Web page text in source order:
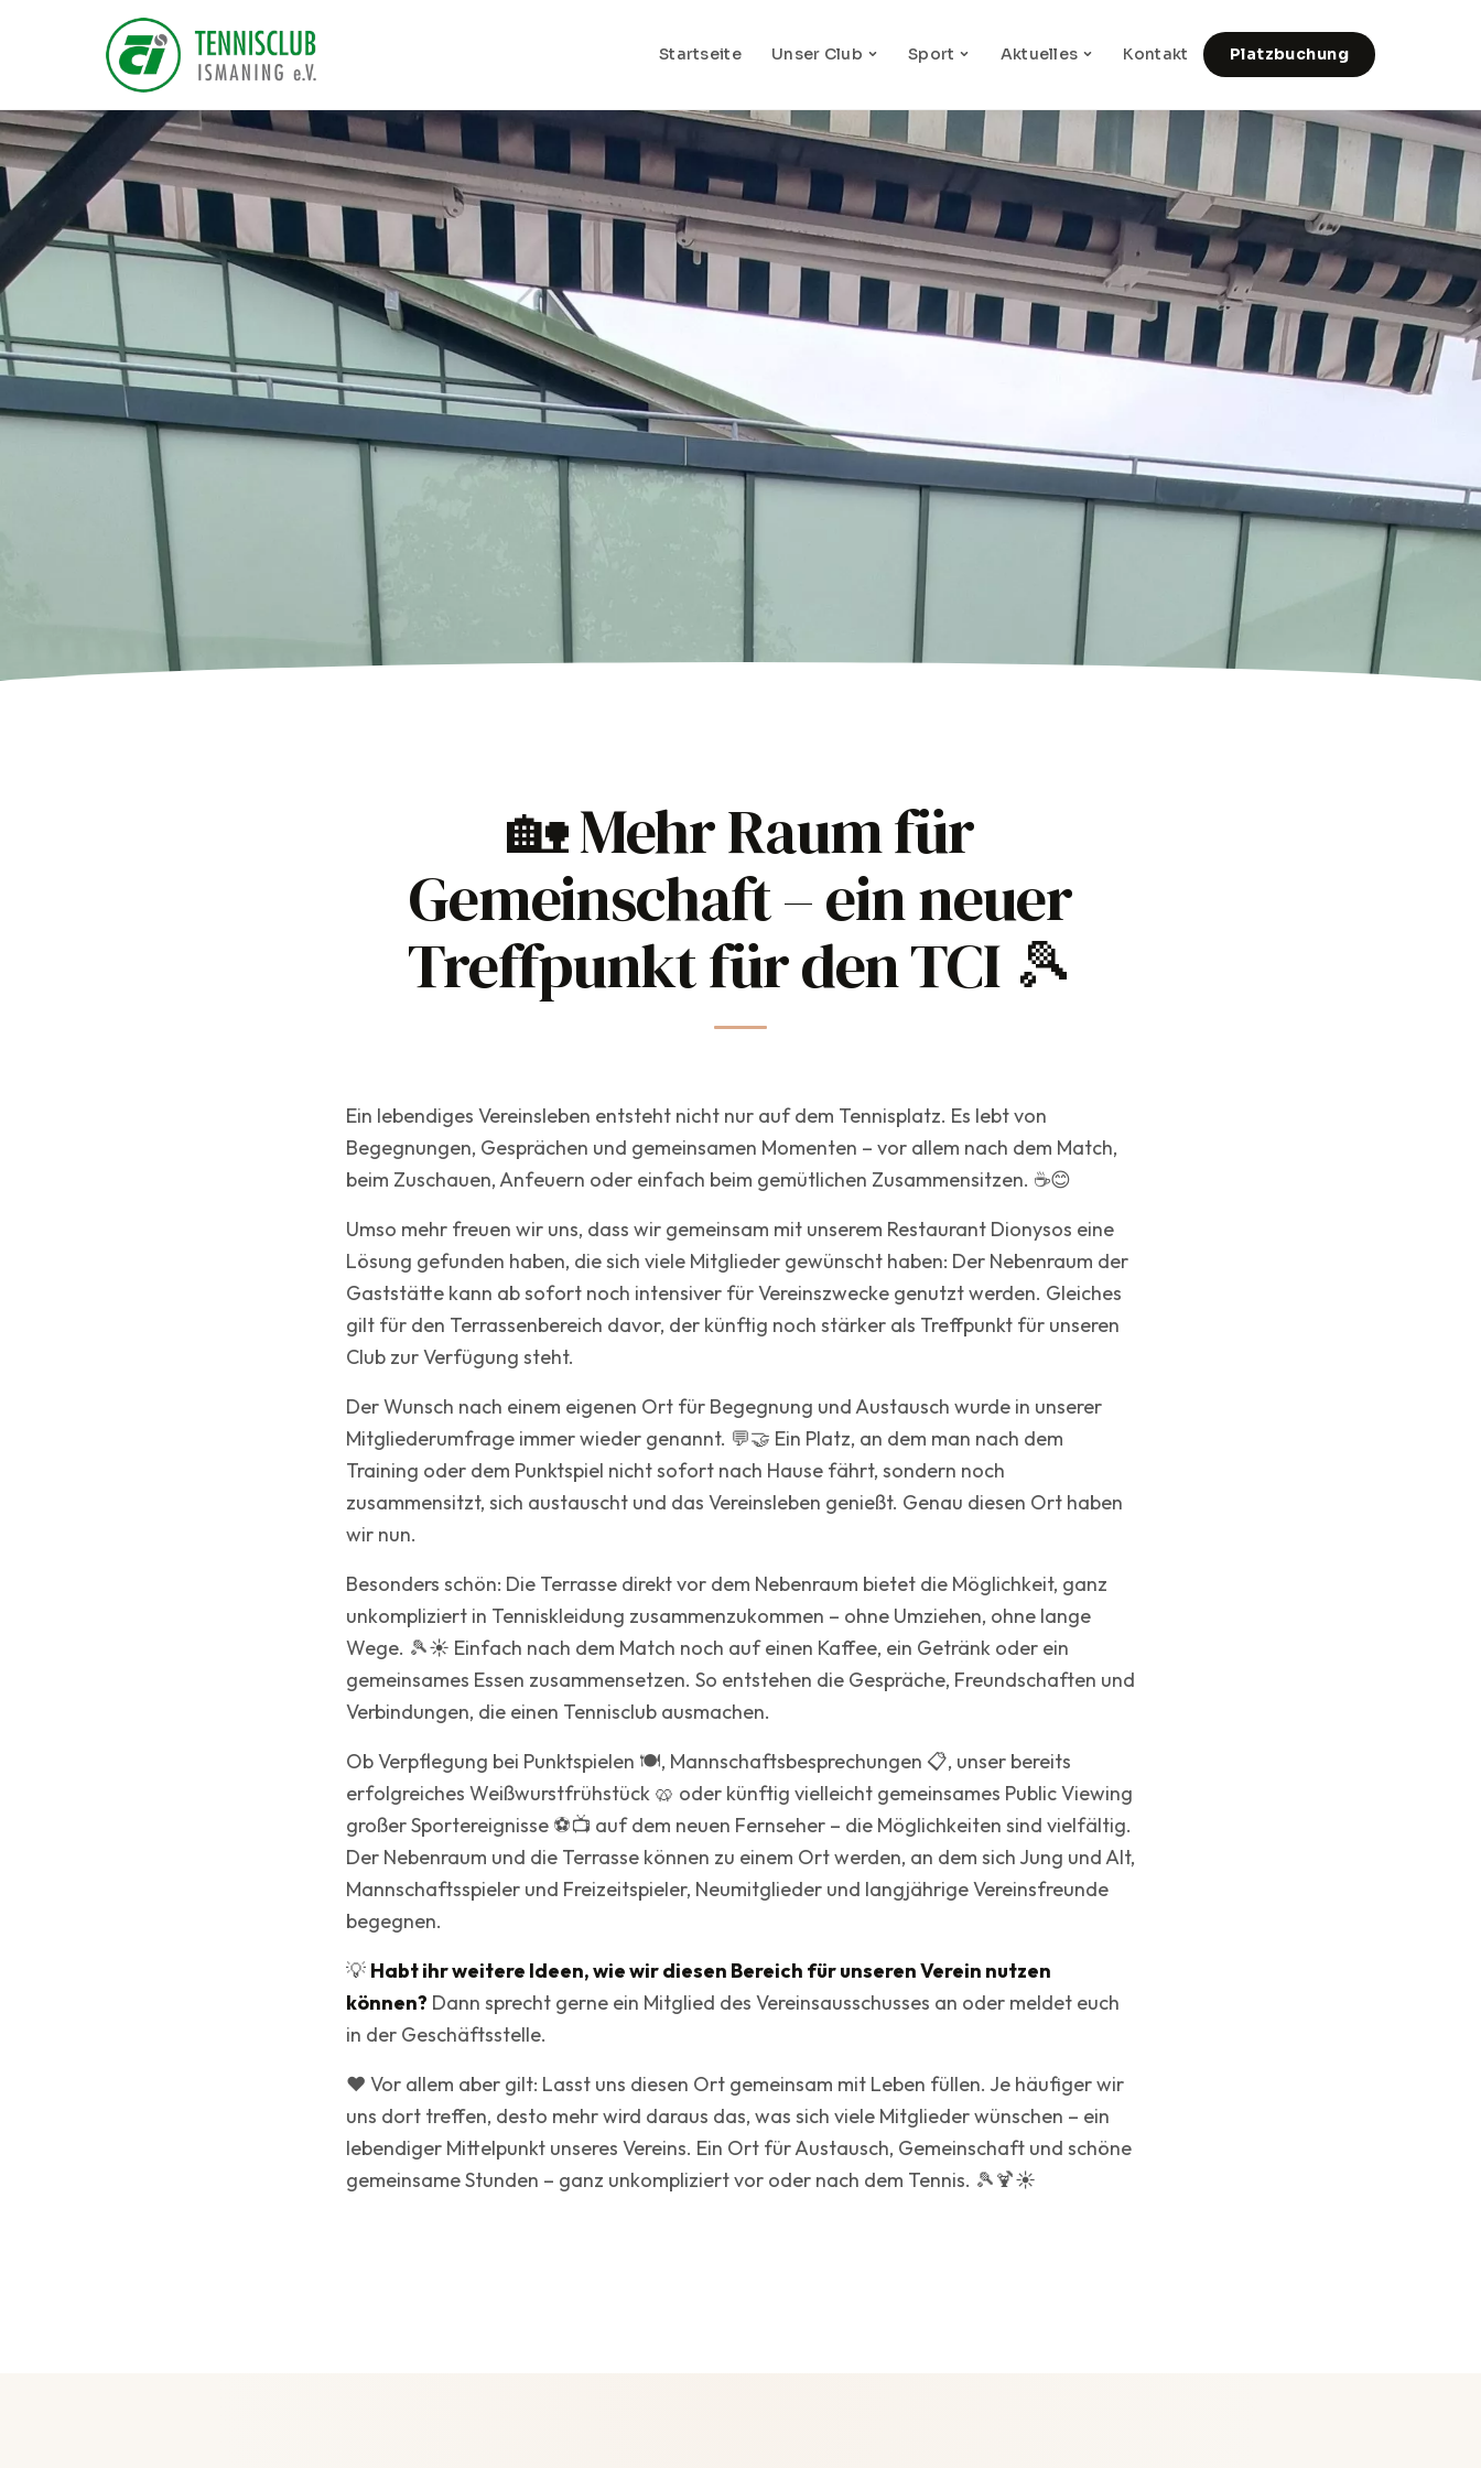
Startseite Unser Club Sport Aktuelles Kontakt Platzbuchung
Club
🏡 Mehr Raum für
Gemeinschaft – ein neuer
Treffpunkt für den TCI 🎾
Ein lebendiges Vereinsleben entsteht nicht nur auf dem Tennisplatz. Es lebt von
Begegnungen, Gesprächen und gemeinsamen Momenten – vor allem nach dem Match,
beim Zuschauen, Anfeuern oder einfach beim gemütlichen Zusammensitzen. ☕😊
Umso mehr freuen wir uns, dass wir gemeinsam mit unserem Restaurant Dionysos eine
Lösung gefunden haben, die sich viele Mitglieder gewünscht haben: Der Nebenraum der
Gaststätte kann ab sofort noch intensiver für Vereinszwecke genutzt werden. Gleiches
gilt für den Terrassenbereich davor, der künftig noch stärker als Treffpunkt für unseren
Club zur Verfügung steht.
Der Wunsch nach einem eigenen Ort für Begegnung und Austausch wurde in unserer
Mitgliederumfrage immer wieder genannt. 💬🤝 Ein Platz, an dem man nach dem
Training oder dem Punktspiel nicht sofort nach Hause fährt, sondern noch
zusammensitzt, sich austauscht und das Vereinsleben genießt. Genau diesen Ort haben
wir nun.
Besonders schön: Die Terrasse direkt vor dem Nebenraum bietet die Möglichkeit, ganz
unkompliziert in Tenniskleidung zusammenzukommen – ohne Umziehen, ohne lange
Wege. 🎾☀️ Einfach nach dem Match noch auf einen Kaffee, ein Getränk oder ein
gemeinsames Essen zusammensetzen. So entstehen die Gespräche, Freundschaften und
Verbindungen, die einen Tennisclub ausmachen.
Ob Verpflegung bei Punktspielen 🍽️, Mannschaftsbesprechungen 📋, unser bereits
erfolgreiches Weißwurstfrühstück 🥨 oder künftig vielleicht gemeinsames Public Viewing
großer Sportereignisse ⚽📺 auf dem neuen Fernseher – die Möglichkeiten sind vielfältig.
Der Nebenraum und die Terrasse können zu einem Ort werden, an dem sich Jung und Alt,
Mannschaftsspieler und Freizeitspieler, Neumitglieder und langjährige Vereinsfreunde
begegnen.
💡 Habt ihr weitere Ideen, wie wir diesen Bereich für unseren Verein nutzen
können? Dann sprecht gerne ein Mitglied des Vereinsausschusses an oder meldet euch
in der Geschäftsstelle.
❤️ Vor allem aber gilt: Lasst uns diesen Ort gemeinsam mit Leben füllen. Je häufiger wir
uns dort treffen, desto mehr wird daraus das, was sich viele Mitglieder wünschen – ein
lebendiger Mittelpunkt unseres Vereins. Ein Ort für Austausch, Gemeinschaft und schöne
gemeinsame Stunden – ganz unkompliziert vor oder nach dem Tennis. 🎾🍹☀️